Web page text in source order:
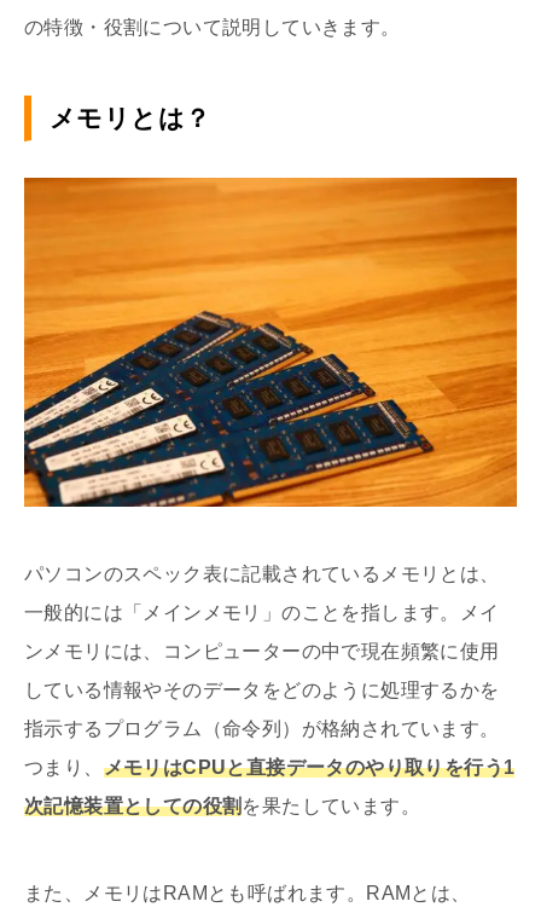
の特徴・役割について説明していきます。
メモリとは？
パソコンのスペック表に記載されているメモリとは、
一般的には「メインメモリ」のことを指します。メイ
ンメモリには、コンピューターの中で現在頻繁に使用
している情報やそのデータをどのように処理するかを
指示するプログラム（命令列）が格納されています。
つまり、 メモリはCPUと直接データのやり取りを行う1
次記憶装置としての役割を果たしています。
また、メモリはRAMとも呼ばれます。RAMとは、